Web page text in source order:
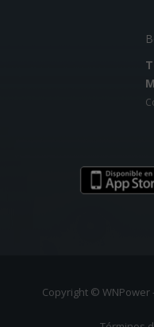
Copyright ©